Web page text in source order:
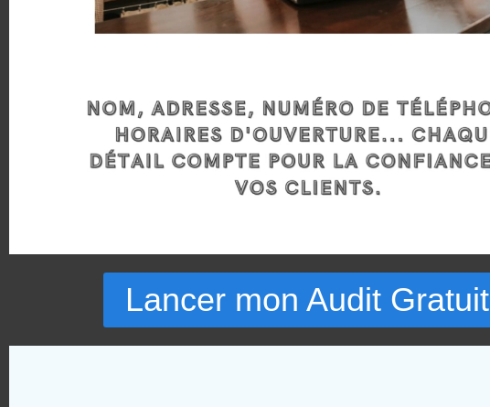
Lancer mon Audit Gratuit